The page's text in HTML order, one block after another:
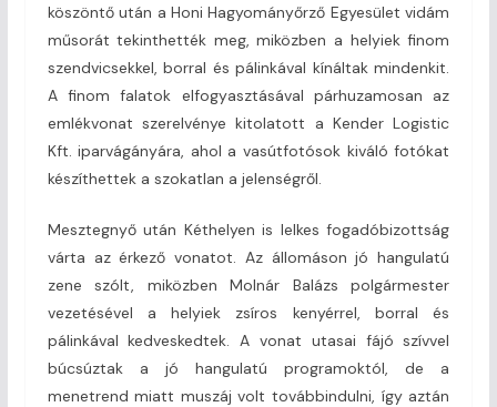
köszöntő után a Honi Hagyományőrző Egyesület vidám
műsorát tekinthették meg, miközben a helyiek finom
szendvicsekkel, borral és pálinkával kínáltak mindenkit.
A finom falatok elfogyasztásával párhuzamosan az
emlékvonat szerelvénye kitolatott a Kender Logistic
Kft. iparvágányára, ahol a vasútfotósok kiváló fotókat
készíthettek a szokatlan a jelenségről.
Mesztegnyő után Kéthelyen is lelkes fogadóbizottság
várta az érkező vonatot. Az állomáson jó hangulatú
zene szólt, miközben Molnár Balázs polgármester
vezetésével a helyiek zsíros kenyérrel, borral és
pálinkával kedveskedtek. A vonat utasai fájó szívvel
búcsúztak a jó hangulatú programoktól, de a
menetrend miatt muszáj volt továbbindulni, így aztán